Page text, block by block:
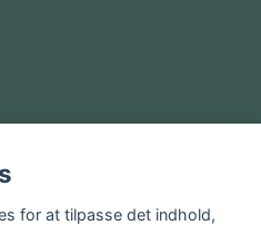
for at tilpasse det indhold,